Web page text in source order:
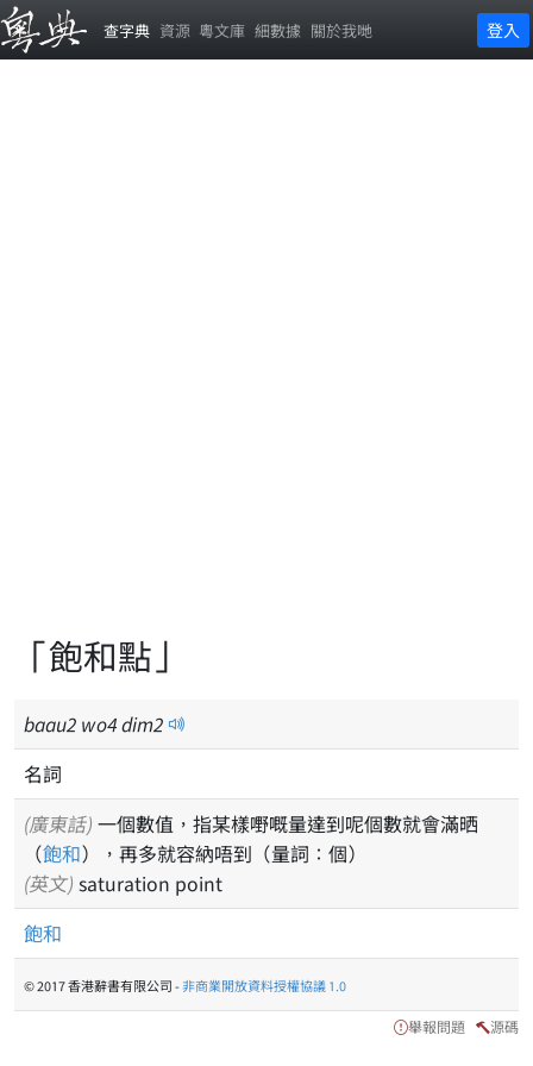
查字典 資源 粵文庫 細數據 關於我哋 登入
「飽和點」
baau2 wo4dim2
名詞
(廣東話) 一個數值，指某樣嘢嘅量達到呢個數就會滿晒
（飽和），再多就容納唔到（量詞：個）
(英文) saturation point
飽和
© 2017 香港辭書有限公司 -非商業開放資料授權協議 1.0
舉報問題 源碼